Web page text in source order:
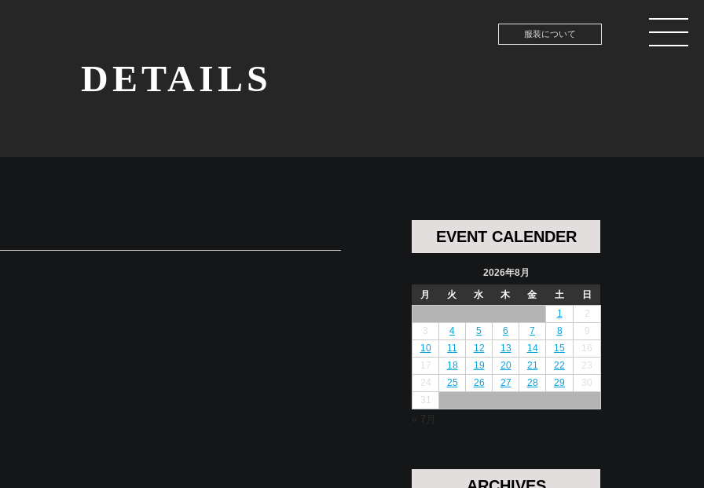
服装について
DETAILS
EVENT CALENDER
2026年8月
月
火 水 木 金 土
日
1
2
3
4 5 6 7 8
9
10
11 12 13 14 15
16
17
18 19 20 21 22
23
24
25 26 27 28 29
30
31
« 7月